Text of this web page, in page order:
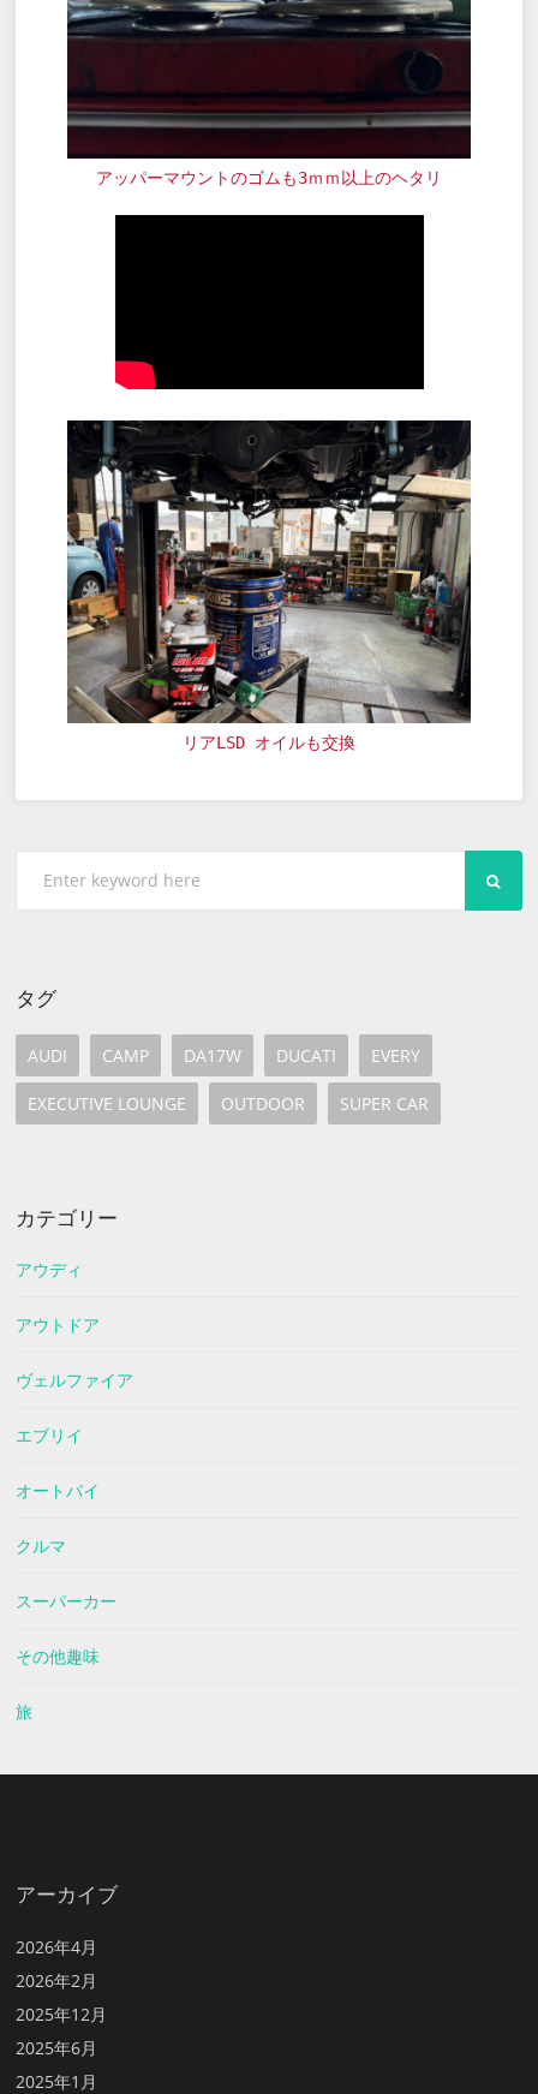
アッパーマウントのゴムも3ｍｍ以上のヘタリ
リアLSD オイルも交換
タグ
AUDI CAMP DA17W DUCATI EVERY
EXECUTIVE LOUNGE OUTDOOR SUPER CAR
カテゴリー
アウディ
アウトドア
ヴェルファイア
エブリイ
オートバイ
クルマ
スーパーカー
その他趣味
旅
アーカイブ
2026年4月
2026年2月
2025年12月
2025年6月
2025年1月